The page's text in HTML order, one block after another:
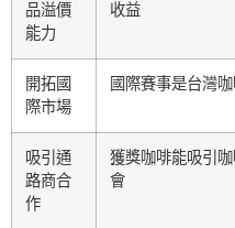
品溢價
能力
收益
開拓國
際市場
國際賽事是台灣
吸引通
路商合
作
獲獎咖啡能吸引
會